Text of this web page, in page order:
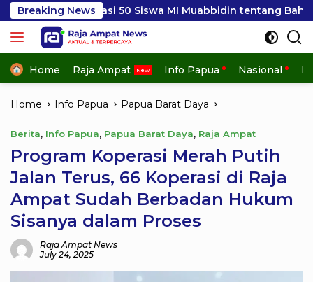
Skip
to
content
Breaking News
50 Siswa MI Muabbidin tentang Bahaya Bullying
Home Raja Ampat Info Papua Nasional
Home Info Papua Papua Barat Daya
Berita, Info Papua, Papua Barat Daya, Raja Ampat
Program Koperasi Merah Putih
Jalan Terus, 66 Koperasi di Raja
Ampat Sudah Berbadan Hukum
Sisanya dalam Proses
Raja Ampat News
July 24, 2025